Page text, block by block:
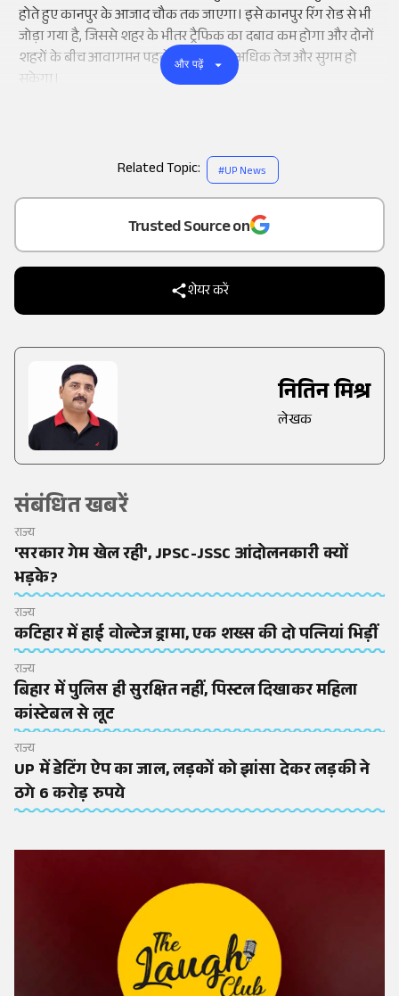
as a
Trusted Source on
शेयर करें
नितिन मिश्र
लेखक
संबंधित खबरें
राज्य
'सरकार गेम खेल रही', JPSC-JSSC आंदोलनकारी क्यों
भड़के?
राज्य
कटिहार में हाई वोल्टेज ड्रामा, एक शख्स की दो पत्नियां भिड़ीं
राज्य
बिहार में पुलिस ही सुरक्षित नहीं, पिस्टल दिखाकर महिला
कांस्टेबल से लूट
राज्य
UP में डेटिंग ऐप का जाल, लड़कों को झांसा देकर लड़की ने
ठगे 6 करोड़ रुपये
होते हुए कानपुर के आजाद चौक तक जाएगा। इसे कानपुर रिंग रोड से भी
जोड़ा गया है, जिससे शहर के भीतर ट्रैफिक का दबाव कम होगा और दोनों
शहरों के बीच आवागमन पहले की तुलना में अधिक तेज और सुगम हो
सकेगा।
और पढ़ें
Related Topic: #UP News